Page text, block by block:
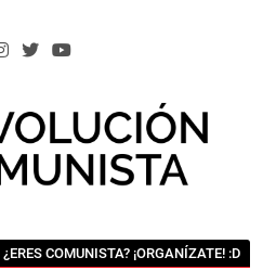
¿ERES COMUNISTA? ¡ORGANÍZATE! :D